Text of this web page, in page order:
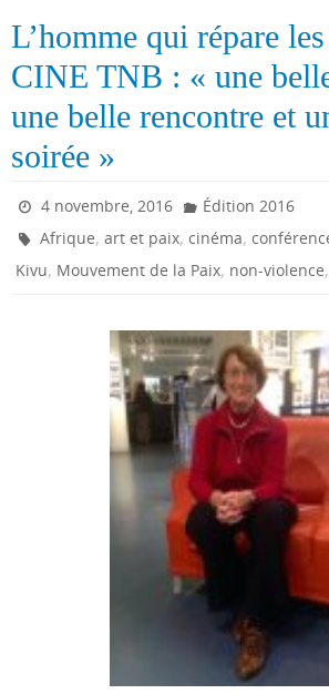
L’homme qui répare
CINE TNB : « une
une belle rencontre et
soirée »
4 novembre, 2016
Édition 2016
Afrique,art et paix,cinéma,
Kivu, Mouvement de la Paix, non-violence,